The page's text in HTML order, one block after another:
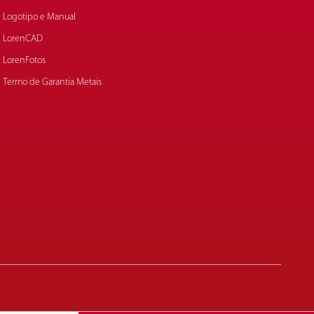
Logotipo e Manual
LorenCAD
LorenFotos
Termo de Garantia Metais